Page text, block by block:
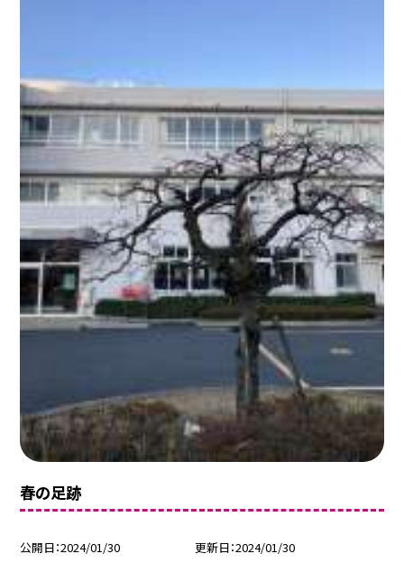
春の足跡
公開日 2024/01/30 更新日 2024/01/30